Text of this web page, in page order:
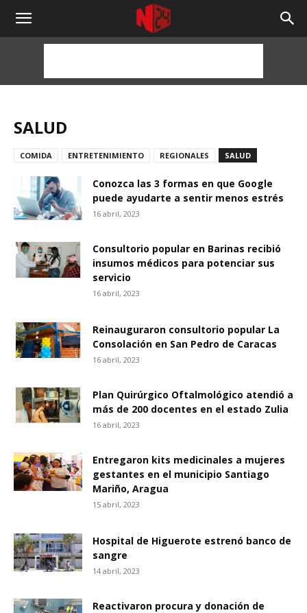
NOTICIAS
HORAS
SALUD
COMIDA ENTRETENIMIENTO REGIONALES SALUD
Conozca las 3 formas en que Google
puede ayudarte a sentir menos estrés
16 abril, 2023
Consultorio popular en Barinas recibió
insumos médicos para potenciar sus
servicio
16 abril, 2023
Reinauguraron consultorio popular La
Consolación en San Pedro de Caracas
16 abril, 2023
Plan Quirúrgico Oftalmológico atendió a
más de 200 docentes en el estado Zulia
16 abril, 2023
Entregaron kits medicinales a mujeres
gestantes en el municipio Santiago
Mariño, Aragua
15 abril, 2023
Hospital de Higuerote estrenó banco de
sangre
14 abril, 2023
Reactivaron procura y donación de